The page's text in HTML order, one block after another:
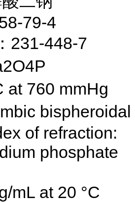
79-4
231-448-7
at 760 mmHg
bispheroidal
of refraction:
phosphate
mL at 20 °C